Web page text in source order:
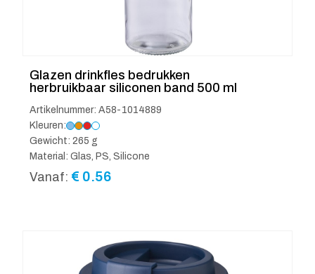
Glazen drinkfles bedrukken
herbruikbaar siliconen band 500 ml
Artikelnummer: A58-1014889
Kleuren:
Gewicht: 265 g
Material: Glas, PS, Silicone
Vanaf: € 0.56